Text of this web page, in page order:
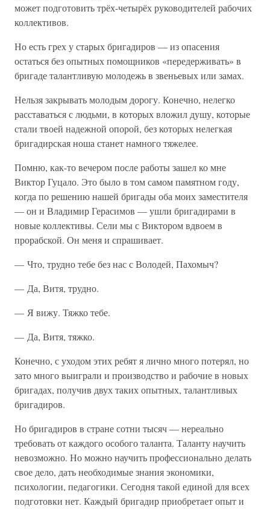
может подготовить трёх-четырёх руководителей рабочих
коллективов.
Но есть грех у старых бригадиров — из опасения
остаться без опытных помощников «передерживать» в
бригаде талантливую молодежь в звеньевых или замах.
Нельзя закрывать молодым дорогу. Конечно, нелегко
расставаться с людьми, в которых вложил душу, которые
стали твоей надежной опорой, без которых нелегкая
бригадирская ноша станет намного тяжелее.
Помню, как-то вечером после работы зашел ко мне
Виктор Гуцало. Это было в том самом памятном году,
когда по решению нашей бригады оба моих заместителя
— он и Владимир Герасимов — ушли бригадирами в
новые коллективы. Сели мы с Виктором вдвоем в
прорабской. Он меня и спрашивает.
— Что, трудно тебе без нас с Володей, Пахомыч?
— Да, Витя, трудно.
— Я вижу. Тяжко тебе.
— Да, Витя, тяжко.
Конечно, с уходом этих ребят я лично много потерял, но
зато много выиграли и производство и рабочие в новых
бригадах, получив двух таких опытных, талантливых
бригадиров.
Но бригадиров в стране сотни тысяч — нереально
требовать от каждого особого таланта. Таланту научить
невозможно. Но можно научить профессионально делать
свое дело, дать необходимые знания экономики,
психологии, педагогики. Сегодня такой единой для всех
подготовки нет. Каждый бригадир приобретает опыт и